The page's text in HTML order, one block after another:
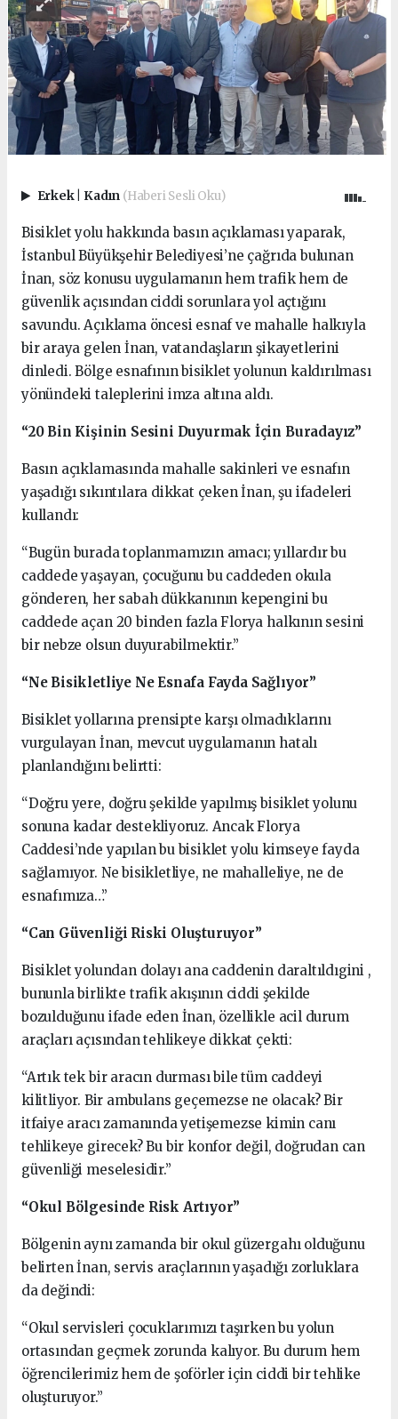
Erkek Kadın (Haberi Sesli Oku)
Bisiklet yolu hakkında basın açıklaması yaparak,
İstanbul Büyükşehir Belediyesi’ne çağrıda bulunan
İnan, söz konusu uygulamanın hem trafik hem de
güvenlik açısından ciddi sorunlara yol açtığını
savundu. Açıklama öncesi esnaf ve mahalle halkıyla
bir araya gelen İnan, vatandaşların şikayetlerini
dinledi. Bölge esnafının bisiklet yolunun kaldırılması
yönündeki taleplerini imza altına aldı.
“20 Bin Kişinin Sesini Duyurmak İçin Buradayız”
Basın açıklamasında mahalle sakinleri ve esnafın
yaşadığı sıkıntılara dikkat çeken İnan, şu ifadeleri
kullandı:
“Bugün burada toplanmamızın amacı; yıllardır bu
caddede yaşayan, çocuğunu bu caddeden okula
gönderen, her sabah dükkanının kepengini bu
caddede açan 20 binden fazla Florya halkının sesini
bir nebze olsun duyurabilmektir.”
“Ne Bisikletliye Ne Esnafa Fayda Sağlıyor”
Bisiklet yollarına prensipte karşı olmadıklarını
vurgulayan İnan, mevcut uygulamanın hatalı
planlandığını belirtti:
“Doğru yere, doğru şekilde yapılmış bisiklet yolunu
sonuna kadar destekliyoruz. Ancak Florya
Caddesi’nde yapılan bu bisiklet yolu kimseye fayda
sağlamıyor. Ne bisikletliye, ne mahalleliye, ne de
esnafımıza…”
“Can Güvenliği Riski Oluşturuyor”
Bisiklet yolundan dolayı ana caddenin daraltıldıgini ,
bununla birlikte trafik akışının ciddi şekilde
bozulduğunu ifade eden İnan, özellikle acil durum
araçları açısından tehlikeye dikkat çekti:
“Artık tek bir aracın durması bile tüm caddeyi
kilitliyor. Bir ambulans geçemezse ne olacak? Bir
itfaiye aracı zamanında yetişemezse kimin canı
tehlikeye girecek? Bu bir konfor değil, doğrudan can
güvenliği meselesidir.”
“Okul Bölgesinde Risk Artıyor”
Bölgenin aynı zamanda bir okul güzergahı olduğunu
belirten İnan, servis araçlarının yaşadığı zorluklara
da değindi:
“Okul servisleri çocuklarımızı taşırken bu yolun
ortasından geçmek zorunda kalıyor. Bu durum hem
öğrencilerimiz hem de şoförler için ciddi bir tehlike
oluşturuyor.”